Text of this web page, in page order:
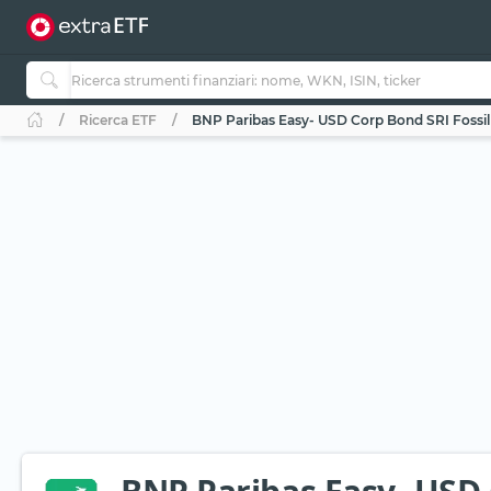
Ricerca ETF BNP Paribas Easy- USD Corp Bond SRI